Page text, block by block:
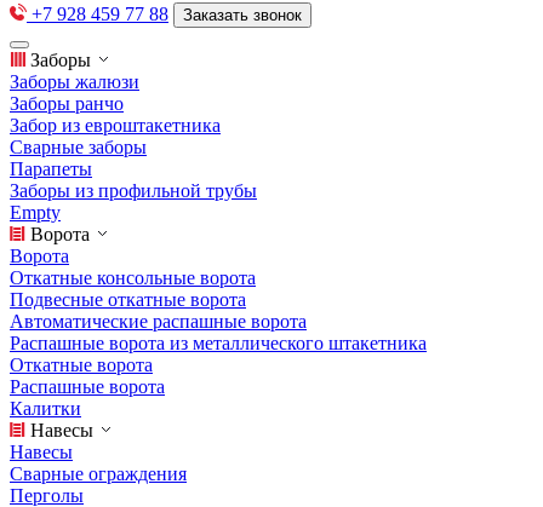
+7 928 459 77 88 Заказать звонок
Заборы
Заборы жалюзи
Заборы ранчо
Забор из евроштакетника
Сварные заборы
Парапеты
Заборы из профильной трубы
Empty
Ворота
Ворота
Откатные консольные ворота
Подвесные откатные ворота
Автоматические распашные ворота
Распашные ворота из металлического штакетника
Откатные ворота
Распашные ворота
Калитки
Навесы
Навесы
Сварные ограждения
Перголы